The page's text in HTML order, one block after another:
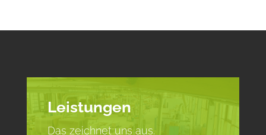
Leistungen
Das zeichnet uns aus.